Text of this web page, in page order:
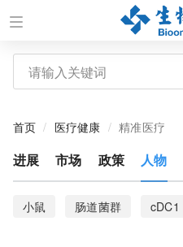
首页 医疗健康 精准医疗
进展 市场 政策 人物
小鼠 肠道菌群 cDC1